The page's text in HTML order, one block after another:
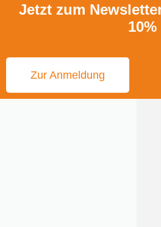
Jetzt zum
Zur Anmeldung